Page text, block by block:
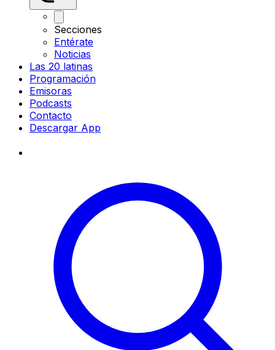
Secciones
Entérate
Noticias
Las 20 latinas
Programación
Emisoras
Podcasts
Contacto
Descargar App